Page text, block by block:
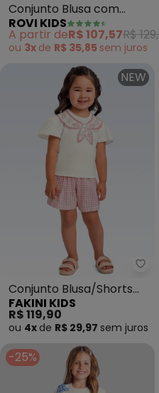
Conjunto Blusa com
Shorts Feminino (Bege)
ROVI KIDS
A partir deR$ 107,57R$
ou 3x de R$ 35,85 sem juros
NEW
Conjunto Blusa/Shorts
(Bege)
FAKINI KIDS
R$ 119,90
ou 4x de R$ 29,97 sem juros
-25%